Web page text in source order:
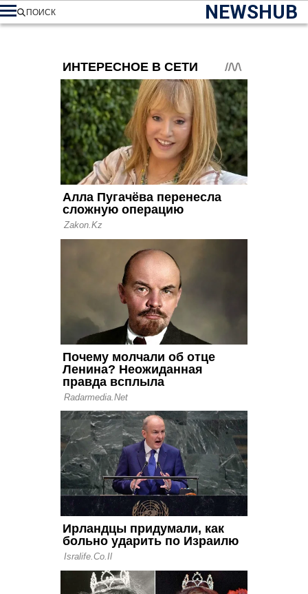
NEWSHUB
ПОИСК